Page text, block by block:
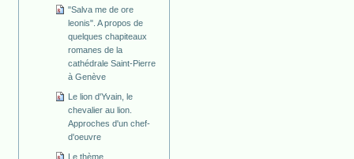
"Salva me de ore
leonis". A propos de
quelques chapiteaux
romanes de la
cathédrale Saint-Pierre
à Genève
Le lion d'Yvain, le
chevalier au lion.
Approches d'un chef-
d'oeuvre
Le thème